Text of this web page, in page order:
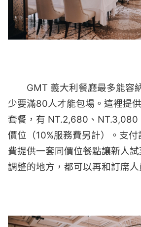
GMT 義大利餐廳最多能容
少要滿80人才能包場。這裡提
套餐，有 NT.2,680、
價位（10%服務費另計）。支
費提供一套同價位餐點讓新人
調整的地方，都可以再和訂席人